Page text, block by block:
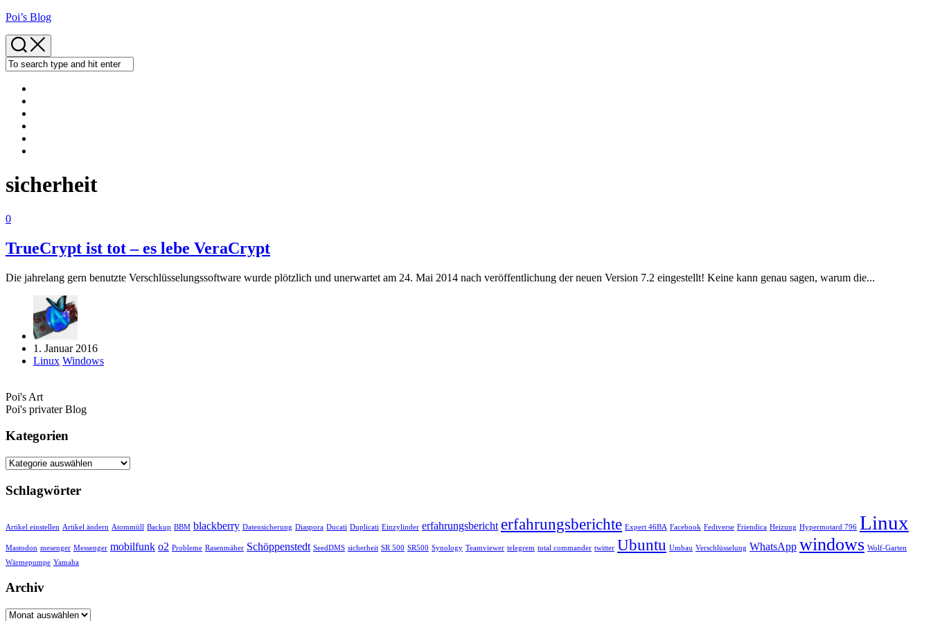
Skip
content
Poi’s Blog
sicherheit
0
TrueCrypt ist tot – es lebe VeraCrypt
Die jahrelang gern benutzte Verschlüsselungssoftware wurde plötzlich und unerwartet am 24. Mai 2014 nach veröffentlichung der neuen Version 7.2 eingestellt! Keine kann genau sagen, warum die...
1. Januar 2016
Linux Windows
Poi's Art
Poi's privater Blog
Kategorien
Kategorien
Schlagwörter
Artikel einstellen Artikel ändern Atommüll Backup BBM blackberry Datensicherung Diaspora Ducati Duplicati Einzylinder erfahrungsbericht erfahrungsberichte Expert 46BA Facebook Fediverse Friendica Heizung Hypermotard 796 Linux
Mastodon mesenger Messenger mobilfunk o2 Probleme Rasenmäher Schöppenstedt SeedDMS sicherheit SR 500 SR500 Synology Teamviewer telegrem total commander twitter Ubuntu Umbau Verschlüsselung WhatsApp windows Wolf-Garten
Wärmepumpe Yamaha
Archiv
Archiv